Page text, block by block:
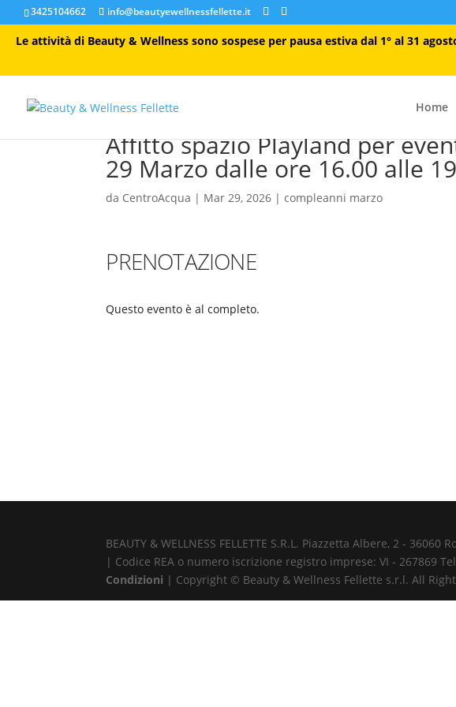
3425104662 info@beautyewellnessfellette.it
Le attività di Beauty & Wellness sono sospese per pausa estiva dal 1° al 31
Home
Affitto spazio Playland per
29 Marzo dalle ore 16.00 alle
da CentroAcqua | Mar 29, 2026 |compleanni marzo
PRENOTAZIONE
Questo evento è al completo.
BEAUTY & WELLNESS FELLETTE S.R.L. Piazzetta Albere, 2 -
| Codice REA o numero iscrizione registro imprese: VI - 267869
Condizioni | Copyright © Beauty & Wellness Fellette s.r.l. All